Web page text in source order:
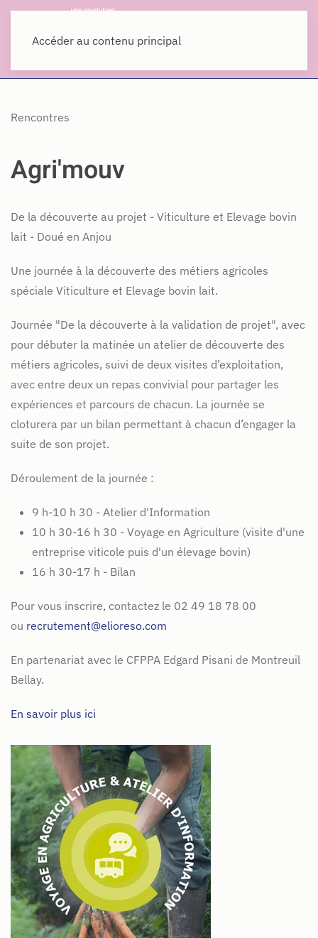
Accéder au contenu principal
Rencontres
Agri'mouv
De la découverte au projet - Viticulture et Elevage bovin
lait - Doué en Anjou
Une journée à la découverte des métiers agricoles
spéciale Viticulture et Elevage bovin lait.
Journée "De la découverte à la validation de projet", avec
pour débuter la matinée un atelier de découverte des
métiers agricoles, suivi de deux visites d’exploitation,
avec entre deux un repas convivial pour partager les
expériences et parcours de chacun. La journée se
cloturera par un bilan permettant à chacun d’engager la
suite de son projet.
Déroulement de la journée :
9 h-10 h 30 - Atelier d'Information
10 h 30-16 h 30 - Voyage en Agriculture (visite d'une
entreprise viticole puis d'un élevage bovin)
16 h 30-17 h - Bilan
Pour vous inscrire, contactez le 02 49 18 78 00
ou recrutement@elioreso.com
En partenariat avec le CFPPA Edgard Pisani de Montreuil
Bellay.
En savoir plus ici